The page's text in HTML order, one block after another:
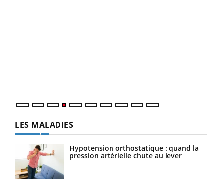
LES MALADIES
Hypotension orthostatique : quand la
pression artérielle chute au lever